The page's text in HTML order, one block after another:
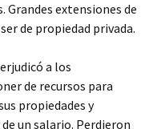
Grandes extensiones de
de propiedad privada.
a los
de recursos para
propiedades y
un salario. Perdieron